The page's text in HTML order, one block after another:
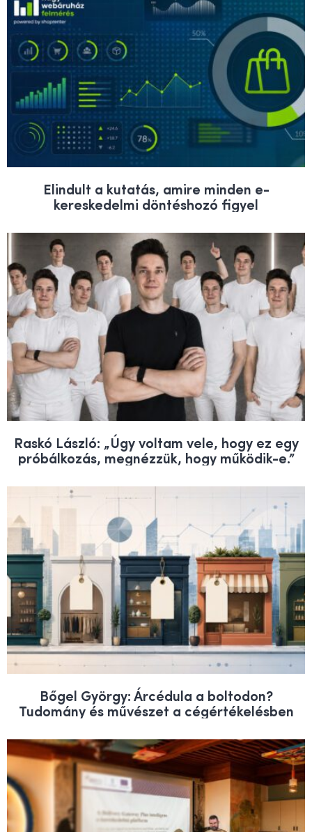
Elindult a kutatás, amire minden e-
kereskedelmi döntéshozó figyel
Raskó László: „Úgy voltam vele, hogy ez egy
próbálkozás, megnézzük, hogy működik-e.”
Bőgel György: Árcédula a boltodon?
Tudomány és művészet a cégértékelésben